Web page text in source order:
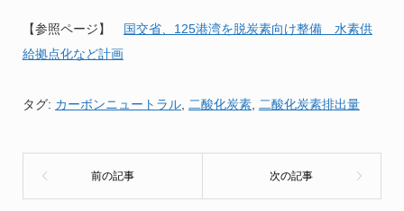
【参照ページ】
国交省、125港湾を脱炭素向け整備 水素供
給拠点化など計画
タグ: カーボンニュートラル, 二酸化炭素, 二酸化炭素排出量